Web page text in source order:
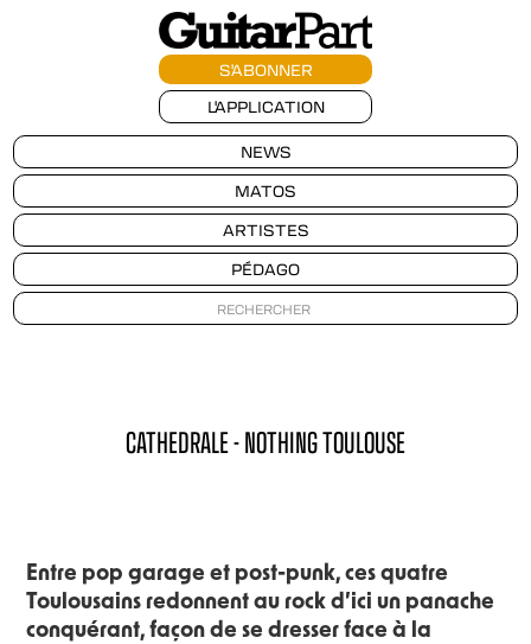
S'ABONNER
L'APPLICATION
NEWS
MATOS
ARTISTES
PÉDAGO
CATHEDRALE - NOTHING TOULOUSE
Entre pop garage et post-punk, ces quatre
Toulousains redonnent au rock d’ici un panache
conquérant, façon de se dresser face à la